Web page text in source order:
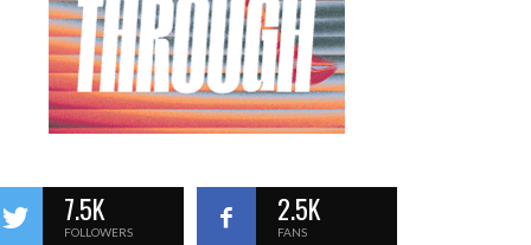
7.5K
FOLLOWERS
2.5K
FANS